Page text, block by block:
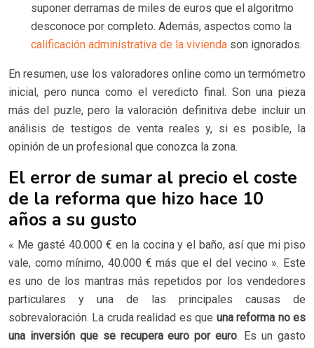
suponer derramas de miles de euros que el algoritmo
desconoce por completo. Además, aspectos como la
calificación administrativa de la vivienda son ignorados.
En resumen, use los valoradores online como un termómetro
inicial, pero nunca como el veredicto final. Son una pieza
más del puzle, pero la valoración definitiva debe incluir un
análisis de testigos de venta reales y, si es posible, la
opinión de un profesional que conozca la zona.
El error de sumar al precio el coste
de la reforma que hizo hace 10
años a su gusto
« Me gasté 40.000 € en la cocina y el baño, así que mi piso
vale, como mínimo, 40.000 € más que el del vecino ». Este
es uno de los mantras más repetidos por los vendedores
particulares y una de las principales causas de
sobrevaloración. La cruda realidad es que una reforma no es
una inversión que se recupera euro por euro. Es un gasto